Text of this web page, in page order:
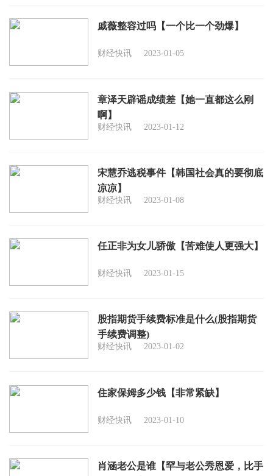
戚薇整容过吗【一个比一个劲爆】
财经快讯 2023-01-05
章泽天辟谣成绩差【她一直都这么刚
啊】
财经快讯 2023-01-12
宋慧乔逃税事件【韩国社会真的要彻底
凉凉】
财经快讯 2023-01-08
任正非为女儿骄傲【苦难使人更强大】
财经快讯 2023-01-15
股指期货手续费标准是什么(股指期货
手续费调整)
财经快讯 2023-01-02
住家保姆多少钱【非常紧缺】
财经快讯 2023-01-10
肖涵老公是谁【罕与老公秀恩爱，比手